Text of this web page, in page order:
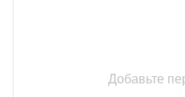
Добавьте